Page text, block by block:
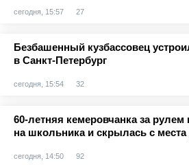
сегодня, 15:57 27
Безбашенный кузбассовец
в Санкт-Петербург
сегодня, 15:54 32
60-летняя кемеровчанка за рулем
на школьника и скрылась с
сегодня, 14:50 92